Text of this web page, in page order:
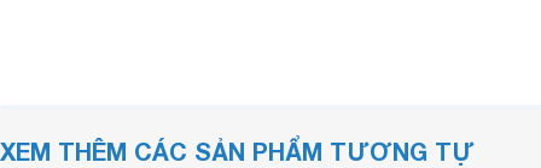
XEM THÊM CÁC SẢN PHẨM TƯƠNG TỰ